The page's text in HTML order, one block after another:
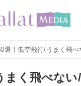
選！低空飛行/うまく飛べ
まく飛べない